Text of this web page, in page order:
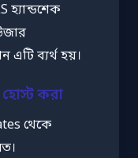
এটি ব্যর্থ হয়।
করা
থেকে